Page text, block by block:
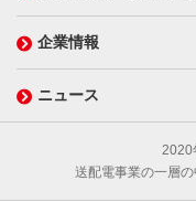
企業情報
ニュース
2020
送配電事業の一層